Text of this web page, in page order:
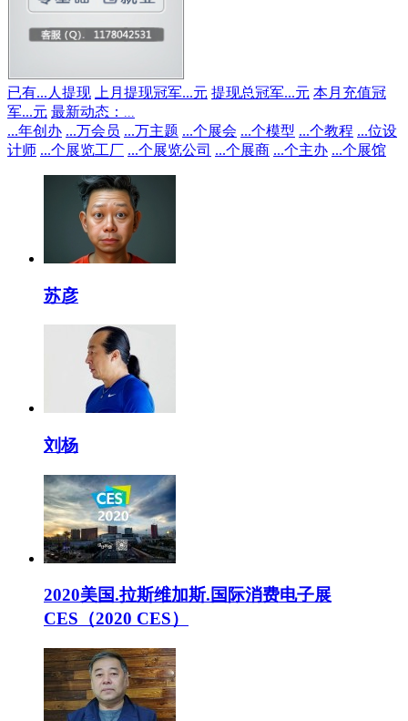
已有... 人提现 上月提现冠军...元 提现总冠军...元 本月充值冠
军...元 最新动态：
...年创办 ...万会员 ...万主题 ...个展会 ...个模型 ...个教程 ...位设
计师 ...个展览工厂 ...个展览公司 ...个展商 ...个主办 ...个展馆
苏彦
刘杨
2020美国.拉斯维加斯.国际消费电子展
CES（2020 CES）